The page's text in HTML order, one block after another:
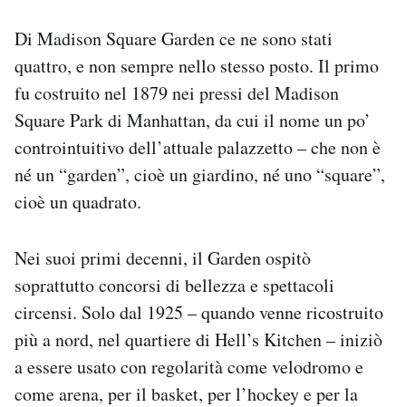
Di Madison Square Garden ce ne sono stati
quattro, e non sempre nello stesso posto. Il primo
fu costruito nel 1879 nei pressi del Madison
Square Park di Manhattan, da cui il nome un po’
controintuitivo dell’attuale palazzetto – che non è
né un “garden”, cioè un giardino, né uno “square”,
cioè un quadrato.
Nei suoi primi decenni, il Garden ospitò
soprattutto concorsi di bellezza e spettacoli
circensi. Solo dal 1925 – quando venne ricostruito
più a nord, nel quartiere di Hell’s Kitchen – iniziò
a essere usato con regolarità come velodromo e
come arena, per il basket, per l’hockey e per la